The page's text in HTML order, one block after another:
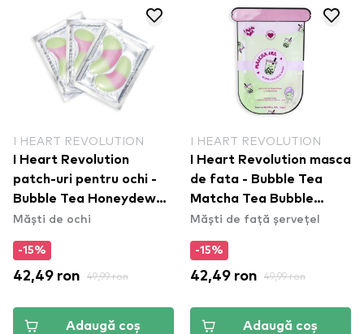
I HEART REVOLUTION
I Heart Revolution
patch-uri pentru ochi -
Bubble Tea Honeydew
Milk Tea Undereye
Patches
Măști de ochi
-15%
42,49 ron 49,99 ron
Adaugă coș
I HEART REVOLUTION
I Heart Revolution masca
de fata - Bubble Tea
Matcha Tea Bubble
Sheet Mask - Matcha
Green
Măști de față șervețel
-15%
42,49 ron 49,99 ron
Adaugă coș